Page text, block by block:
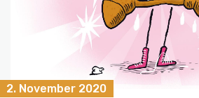
2. November 2020